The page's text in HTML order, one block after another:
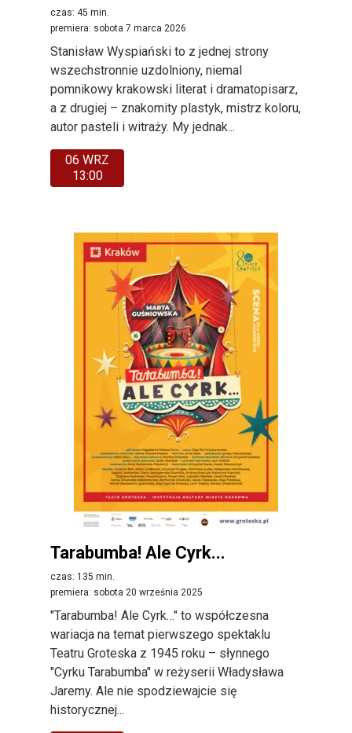
czas: 45 min.
premiera: sobota 7 marca 2026
Stanisław Wyspiański to z jednej strony
wszechstronnie uzdolniony, niemal
pomnikowy krakowski literat i dramatopisarz,
a z drugiej – znakomity plastyk, mistrz koloru,
autor pasteli i witraży. My jednak...
06 WRZ
13:00
Tarabumba! Ale Cyrk...
czas: 135 min.
premiera: sobota 20 września 2025
"Tarabumba! Ale Cyrk…" to współczesna
wariacja na temat pierwszego spektaklu
Teatru Groteska z 1945 roku – słynnego
"Cyrku Tarabumba" w reżyserii Władysława
Jaremy. Ale nie spodziewajcie się
historycznej...